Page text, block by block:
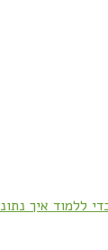
ללמוד איך